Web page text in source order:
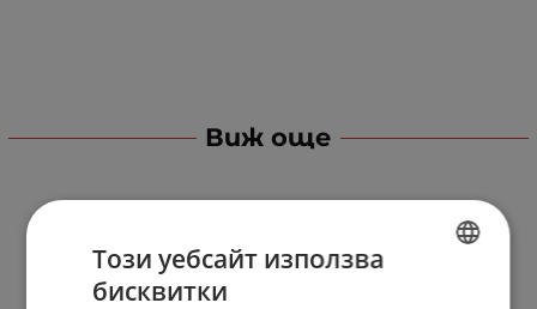
Виж още
Този уебсайт използва
бисквитки